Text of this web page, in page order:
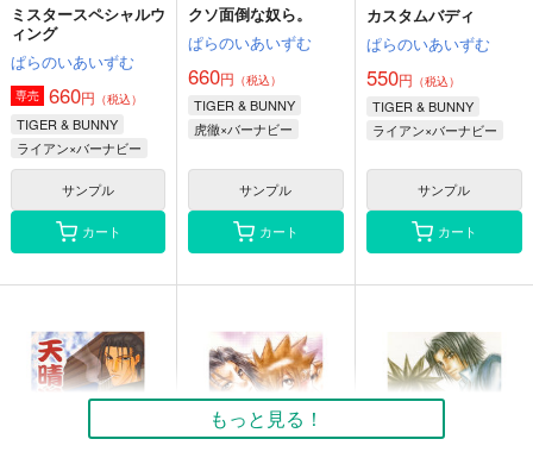
ミスタースペシャルウ
ィング
ぱらのいあいずむ
専売 660円 （税込）
TIGER & BUNNY
ライアン×バーナビー
サンプル
カート
クソ面倒な奴ら。
ぱらのいあいずむ
660円 （税込）
TIGER & BUNNY
虎徹×バーナビー
サンプル
カート
カスタムバディ
ぱらのいあいずむ
550円 （税込）
TIGER & BUNNY
ライアン×バーナビー
サンプル
カート
もっと見る！